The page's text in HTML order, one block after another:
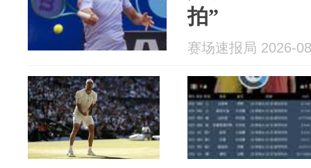
拍”
赛场速报局 2026-